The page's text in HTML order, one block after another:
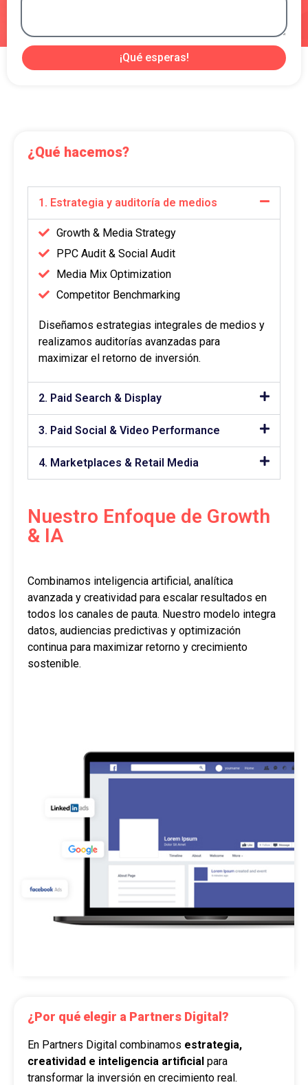
¡Qué esperas!
¿Qué hacemos?
1. Estrategia y auditoría de medios
Growth & Media Strategy
PPC Audit & Social Audit
Media Mix Optimization
Competitor Benchmarking
Diseñamos estrategias integrales de medios y
realizamos auditorías avanzadas para
maximizar el retorno de inversión.
2. Paid Search & Display
3. Paid Social & Video Performance
4. Marketplaces & Retail Media
Nuestro Enfoque de Growth
& IA
Combinamos inteligencia artificial, analítica
avanzada y creatividad para escalar resultados en
todos los canales de pauta. Nuestro modelo integra
datos, audiencias predictivas y optimización
continua para maximizar retorno y crecimiento
sostenible.
¿Por qué elegir a Partners Digital?
En Partners Digital combinamos estrategia,
creatividad e inteligencia artificial para
transformar la inversión en crecimiento real.